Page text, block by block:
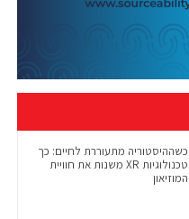
כשההיסטוריה מתעוררת לחיים: כך
טכנולוגיות XR משנות את חוויית
המוזיאון